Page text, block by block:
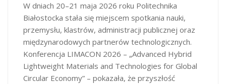
W dniach 20–21 maja 2026 roku Politechnika
Białostocka stała się miejscem spotkania nauki,
przemysłu, klastrów, administracji publicznej oraz
międzynarodowych partnerów technologicznych.
Konferencja LIMACON 2026 – „Advanced Hybrid
Lightweight Materials and Technologies for Global
Circular Economy” – pokazała, że przyszłość